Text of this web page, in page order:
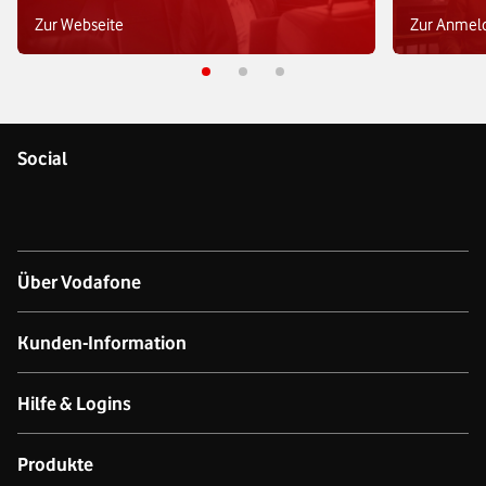
Zur Webseite Zur
Social
Über Vodafone
Über das Unternehmen
Netzabdeckung Mobilfunk
Kunden-Information
Kontakt für Geschäftskund:innen
Hilfe & Logins
Produkt- & technischer Support
Produkte